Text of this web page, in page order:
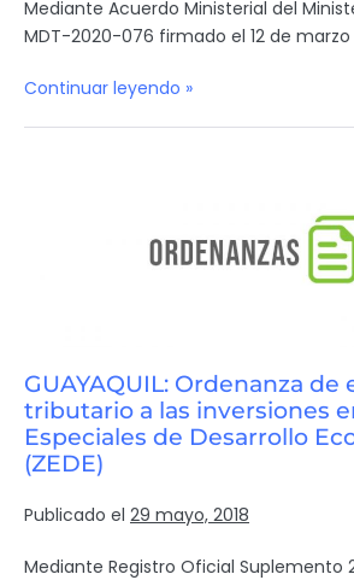
Mediante Acuerdo Ministerial del
MDT-2020-076 firmado el 12 de
Continuar leyendo »
GUAYAQUIL: Ordenanza de
tributario a las inversiones
Especiales de Desarrollo
(ZEDE)
Publicado el 29 mayo, 2018
Mediante Registro Oficial Suplemento